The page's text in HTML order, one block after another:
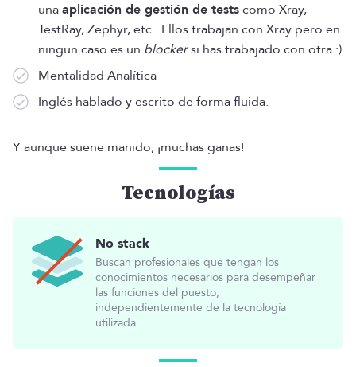
unaaplicación de gestión de testscomo Xray,
TestRay, Zephyr, etc.. Ellos trabajan con Xray pero en
ningun caso es un blockersi has trabajado con otra :)
Mentalidad Analítica
Inglés hablado y escrito de forma fluida.
Y aunque suene manido, ¡muchas ganas!
Tecnologías
No stack
Buscan profesionales que tengan los
conocimientos necesarios para desempeñar
las funciones del puesto,
independientemente de la tecnología
utilizada.